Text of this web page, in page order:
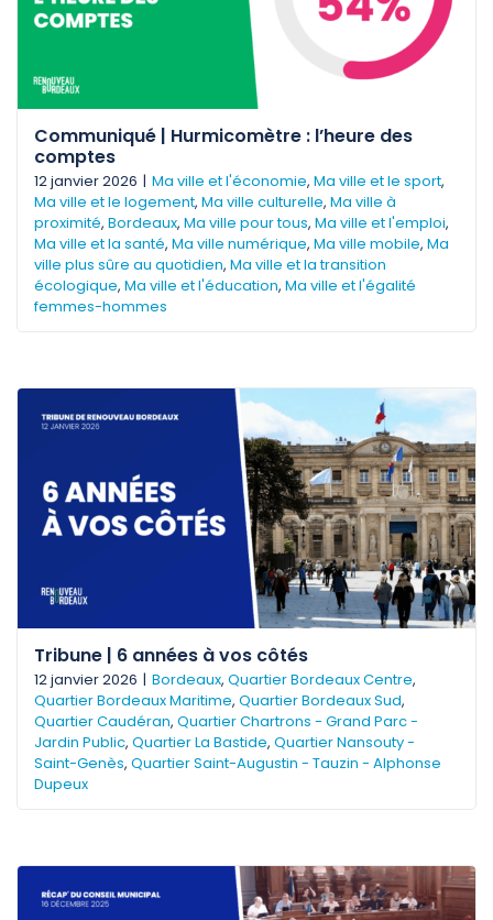
Communiqué | Hurmicomètre : l’heure des
comptes
12 janvier 2026 | Ma ville et l'économie, Ma ville et le sport,
Ma ville et le logement, Ma ville culturelle, Ma ville à
proximité, Bordeaux, Ma ville pour tous, Ma ville et l'emploi,
Ma ville et la santé, Ma ville numérique, Ma ville mobile, Ma
ville plus sûre au quotidien, Ma ville et la transition
écologique, Ma ville et l'éducation, Ma ville et l'égalité
femmes-hommes
Tribune | 6 années à vos côtés
12 janvier 2026 | Bordeaux, Quartier Bordeaux Centre,
Quartier Bordeaux Maritime, Quartier Bordeaux Sud,
Quartier Caudéran, Quartier Chartrons - Grand Parc -
Jardin Public, Quartier La Bastide, Quartier Nansouty -
Saint-Genès, Quartier Saint-Augustin - Tauzin - Alphonse
Dupeux